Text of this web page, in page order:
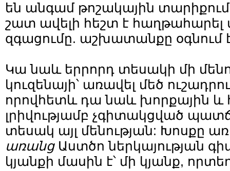
են անգամ թոշակային
շատ ավելի հեշտ է հաղթահարել
զգացումը. աշխատանքը օգնում
Կա նաև երրորդ տեսակի մի
կուզենայի՝ առավել մեծ
որովհետև դա նաև խորքային
լրիվությամբ չգիտակցված
տեսակ այլ մենության: Խոսքը
առանցԱստծո ներկայության
կյանքի մասին է՝ մի կյանք,